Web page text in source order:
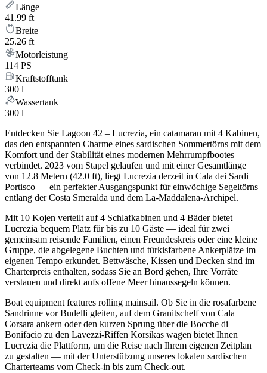
Länge
41.99 ft
Breite
25.26 ft
Motorleistung
114 PS
Kraftstofftank
300 l
Wassertank
300 l
Entdecken Sie Lagoon 42 – Lucrezia, ein catamaran mit 4 Kabinen,
das den entspannten Charme eines sardischen Sommertörns mit dem
Komfort und der Stabilität eines modernen Mehrrumpfbootes
verbindet. 2023 vom Stapel gelaufen und mit einer Gesamtlänge
von 12.8 Metern (42.0 ft), liegt Lucrezia derzeit in Cala dei Sardi |
Portisco — ein perfekter Ausgangspunkt für einwöchige Segeltörns
entlang der Costa Smeralda und dem La-Maddalena-Archipel.
Mit 10 Kojen verteilt auf 4 Schlafkabinen und 4 Bäder bietet
Lucrezia bequem Platz für bis zu 10 Gäste — ideal für zwei
gemeinsam reisende Familien, einen Freundeskreis oder eine kleine
Gruppe, die abgelegene Buchten und türkisfarbene Ankerplätze im
eigenen Tempo erkundet. Bettwäsche, Kissen und Decken sind im
Charterpreis enthalten, sodass Sie an Bord gehen, Ihre Vorräte
verstauen und direkt aufs offene Meer hinaussegeln können.
Boat equipment features rolling mainsail. Ob Sie in die rosafarbene
Sandrinne vor Budelli gleiten, auf dem Granitschelf von Cala
Corsara ankern oder den kurzen Sprung über die Bocche di
Bonifacio zu den Lavezzi-Riffen Korsikas wagen bietet Ihnen
Lucrezia die Plattform, um die Reise nach Ihrem eigenen Zeitplan
zu gestalten — mit der Unterstützung unseres lokalen sardischen
Charterteams vom Check-in bis zum Check-out.